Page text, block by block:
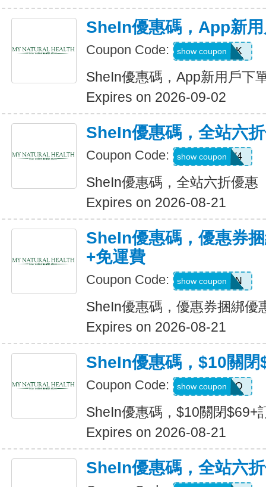
SheIn優惠碼，App新
Coupon Code: 4WM786K
show coupon
SheIn優惠碼，App新用戶下
Expires on 2026-09-02
SheIn優惠碼，全站六
Coupon Code: LS8V4
show coupon
SheIn優惠碼，全站六折優惠
Expires on 2026-08-21
SheIn優惠碼，優惠券
+免運費
Coupon Code: Q82333N
show coupon
SheIn優惠碼，優惠券捆綁優
Expires on 2026-08-21
SheIn優惠碼，$10關閉
Coupon Code: HELLO
show coupon
SheIn優惠碼，$10關閉$69+
Expires on 2026-08-21
SheIn優惠碼，全站六